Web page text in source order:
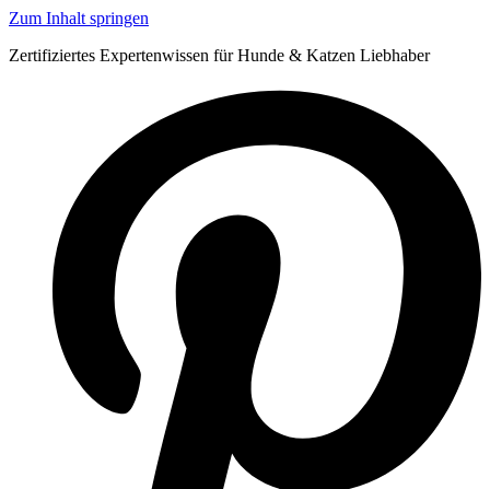
Zum Inhalt springen
Zertifiziertes Expertenwissen für Hunde & Katzen Liebhaber